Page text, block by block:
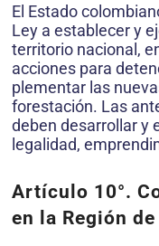
El Estado
Ley a establecer y
territorio nacional,
acciones para
plementar las
forestación. Las
deben desarrollar y
legalidad,
Artículo 10°.
en la Región